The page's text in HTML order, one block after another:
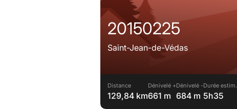
20150225
Saint-Jean-de-Védas
Distance
129,84 km
Dénivelé +
661 m
Dénivelé -
684 m
Durée estim.
5h35